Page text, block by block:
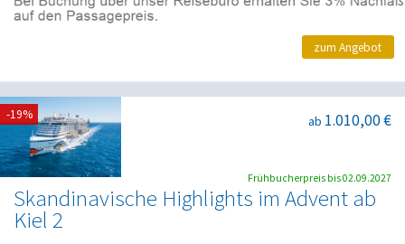
zum Angebot
Skandinavische Highlights im Advent ab
Kiel 2
ab 1.010,00 €
-19%
Frühbucherpreis bis 02.09.2027